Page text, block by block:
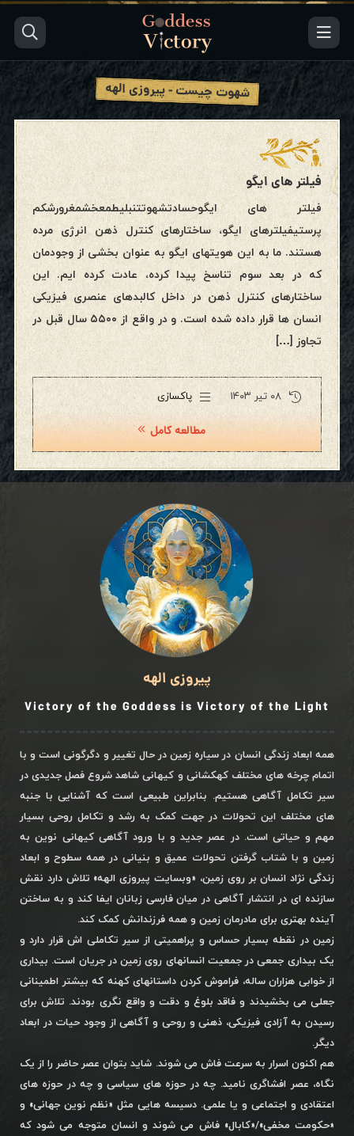
شهوت چیست - پیروزی الهه
فیلتر های ایگو
فیلتر های ایگوحسادتشهوتتنبلیطمعخشمغرورشکم
پرستیفیلترهای ایگو، ساختارهای کنترل ذهن انرژی مرده
هستند. ما به این هویتهای ایگو به عنوان بخشی از وجودمان
که در بعد سوم تناسخ پیدا کرده، عادت کرده ایم. این
ساختارهای کنترل ذهن در داخل کالبدهای عنصری فیزیکی
انسان ها قرار داده شده است. و در واقع از ۵۵۰۰ سال قبل در
تجاوز […]
۰۸ تیر ۱۴۰۳ پاکسازی
مطالعه کامل
پیروزی الهه
Victory of the Goddess is Victory of the Light
همه ابعاد زندگی انسان در سیاره زمین در حال تغییر و دگرگونی است و با
اتمام چرخه های مختلف کهکشانی و کیهانی شاهد شروع فصل جدیدی در
سیر تکامل آگاهی هستیم. بنابراین طبیعی است که آشنایی با جنبه
های مختلف این تحولات در جهت کمک به رشد و تکامل روحی بسیار
مهم و حیاتی است. در عصر جدید و با ورود آگاهی کیهانی نوین به
زمین و با شتاب گرفتن تحولات عمیق و بنیانی در همه سطوح و ابعاد
زندگی نژاد انسان بر روی زمین، «وبسایت پیروزی الهه» تلاش دارد نقش
سازنده ای در انتشار آگاهی در میان فارسی زبانان ایفا کند و به ساختن
آینده بهتری برای مادرمان زمین و همه فرزندانش کمک کند.
زمین در نقطه بسیار حساس و پراهمیتی از سیر تکاملی اش قرار دارد و
یک بیداری جمعی در جمعیت انسانهای روی زمین در جریان است. بیداری
از خوابی هزاران ساله، فراموش کردن داستانهای کهنه که بیشتر اطمینانی
جعلی می بخشیدند و فاقد بلوغ و دقت و واقع نگری بودند. تلاش برای
رسیدن به آزادی فیزیکی، ذهنی و روحی و آگاهی از وجود حیات در ابعاد
دیگر.
هم اکنون اسرار به سرعت فاش می شوند. شاید بتوان عصر حاضر را از یک
نگاه، عصر افشاگری نامید. چه در حوزه های سیاسی و چه در حوزه های
اعتقادی و اجتماعی و یا علمی. دسیسه هایی مثل «نظم نوین جهانی» و
«حکومت مخفی»/«کابال» فاش می شوند و انسان متوجه می شود که